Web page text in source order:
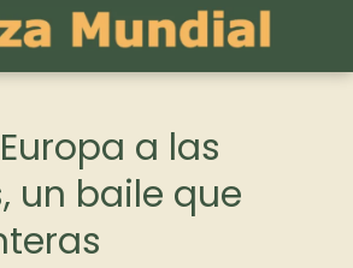
a las
un baile que